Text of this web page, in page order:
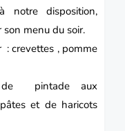
disposition,
menu du soir.
: crevettes , pomme
de pintade aux
et de haricots